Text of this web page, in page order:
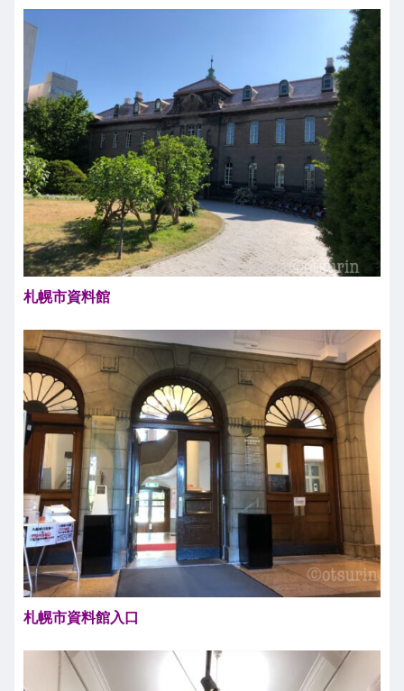
札幌市資料館
札幌市資料館入口